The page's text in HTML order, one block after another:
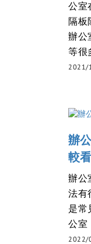
公室
隔板
辦公
等很
2021/
辦
較
辦公
法有
是常
公室
2022/